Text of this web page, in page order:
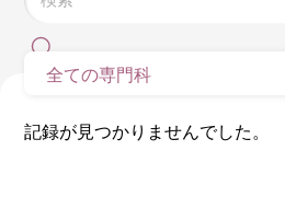
全ての専門科
記録が見つかりませんでした。